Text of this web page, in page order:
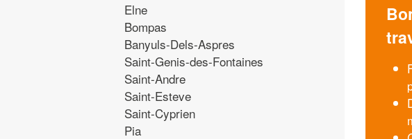
Elne
Bompas
Banyuls-Dels-Aspres
Saint-Genis-des-Fontaines
Saint-Andre
Saint-Esteve
Saint-Cyprien
Pia